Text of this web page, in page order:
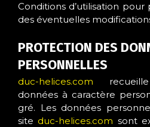
Conditions d’utilisation
des éventuelles
PROTECTION DES
PERSONNELLES
duc-helices.com
données à caractère
gré. Les données
site duc-helices.com sont